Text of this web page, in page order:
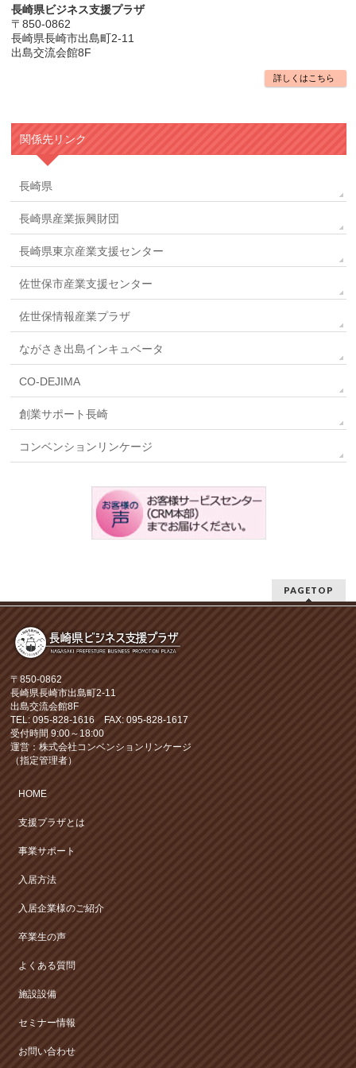
長崎県ビジネス支援プラザ
〒850-0862
長崎県長崎市出島町2-11
出島交流会館8F
詳しくはこちら
関係先リンク
長崎県
長崎県産業振興財団
長崎県東京産業支援センター
佐世保市産業支援センター
佐世保情報産業プラザ
ながさき出島インキュベータ
CO-DEJIMA
創業サポート長崎
コンベンションリンケージ
PAGETOP
〒850-0862
長崎県長崎市出島町2-11
出島交流会館8F
TEL: 095-828-1616 FAX: 095-828-1617
受付時間 9:00～18:00
運営：株式会社コンベンションリンケージ
（指定管理者）
HOME
支援プラザとは
事業サポート
入居方法
入居企業様のご紹介
卒業生の声
よくある質問
施設設備
セミナー情報
お問い合わせ